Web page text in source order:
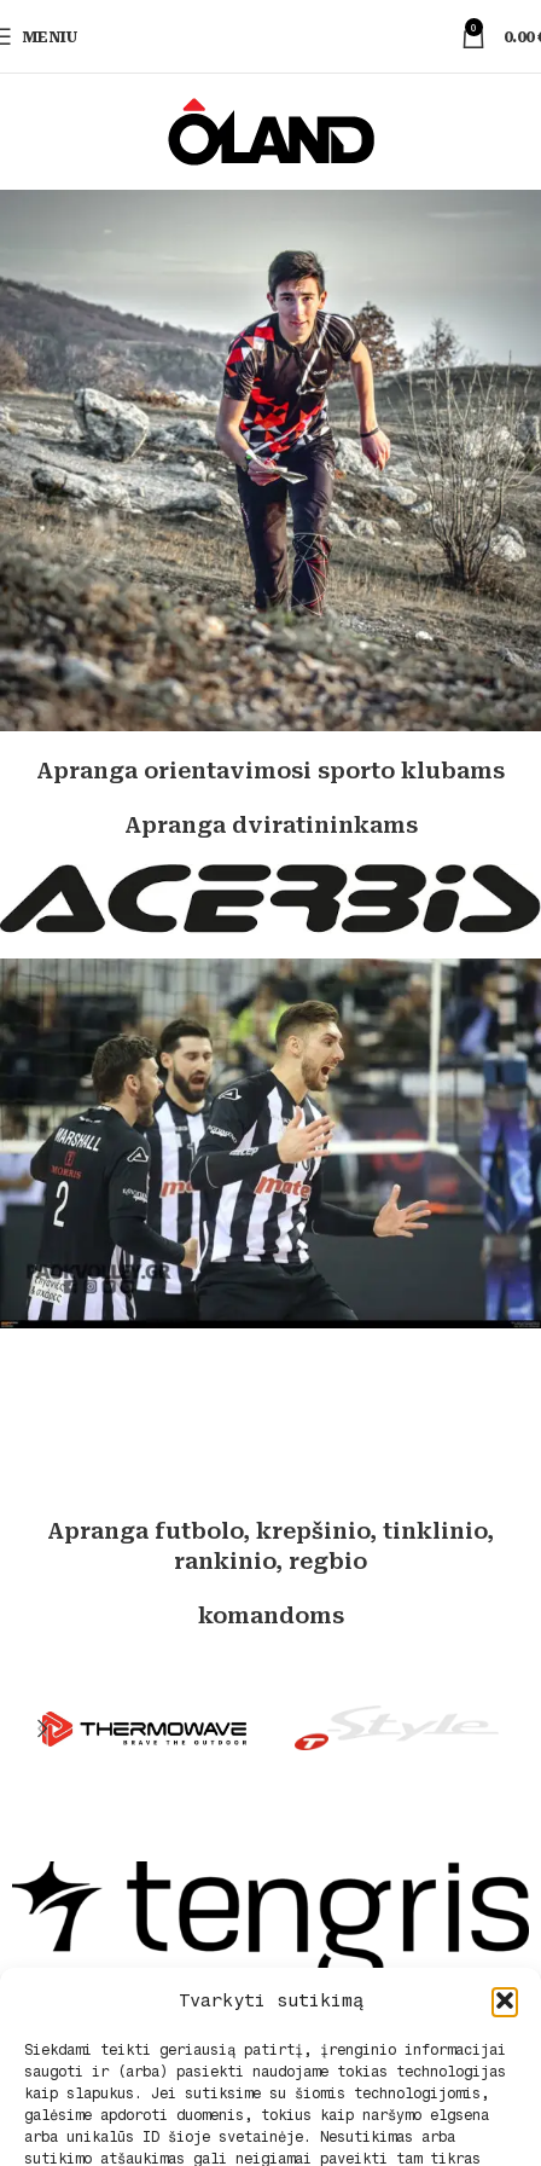
Tvarkyti sutikimą
Siekdami teikti geriausią patirtį, įrenginio informacijai
saugoti ir (arba) pasiekti naudojame tokias technologijas
kaip slapukus. Jei sutiksime su šiomis technologijomis,
galėsime apdoroti duomenis, tokius kaip naršymo elgsena
arba unikalūs ID šioje svetainėje. Nesutikimas arba
sutikimo atšaukimas gali neigiamai paveikti tam tikras
MENIU 0 0.00
Apranga orientavimosi sporto klubams
Apranga dviratininkams
Apranga futbolo, krepšinio, tinklinio,
rankinio, regbio
komandoms
Privatumo politika
Pirkimo sąlygos ir pristatymas
Pirkimo – pardavimo taisyklės
Apie mus